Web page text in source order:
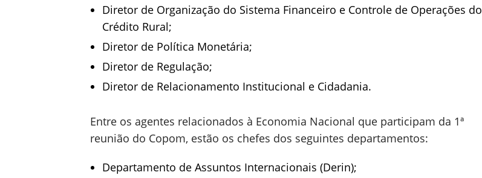
Diretor de Organização do Sistema Financeiro e Controle de Operações do
Crédito Rural;
Diretor de Política Monetária;
Diretor de Regulação;
Diretor de Relacionamento Institucional e Cidadania.
Entre os agentes relacionados à Economia Nacional que participam da 1ª
reunião do Copom, estão os chefes dos seguintes departamentos:
Departamento de Assuntos Internacionais (Derin);